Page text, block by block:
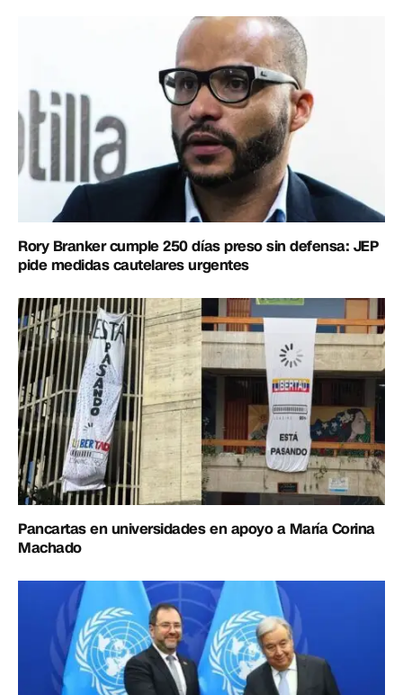
Rory Branker cumple 250 días preso sin defensa: JEP
pide medidas cautelares urgentes
Pancartas en universidades en apoyo a María Corina
Machado